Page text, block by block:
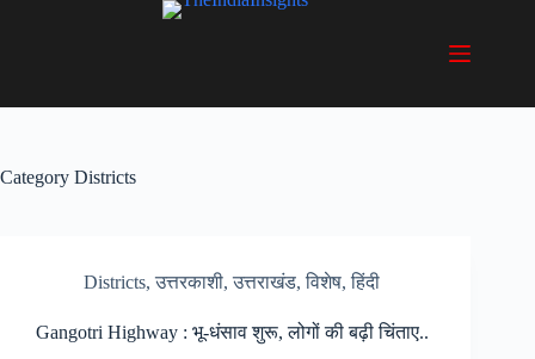
Category Districts
Districts,उत्तरकाशी,उत्तराखंड,विशेष,हिंदी
Gangotri Highway : भू-धंसाव शुरू, लोगों की बढ़ी चिंताए..